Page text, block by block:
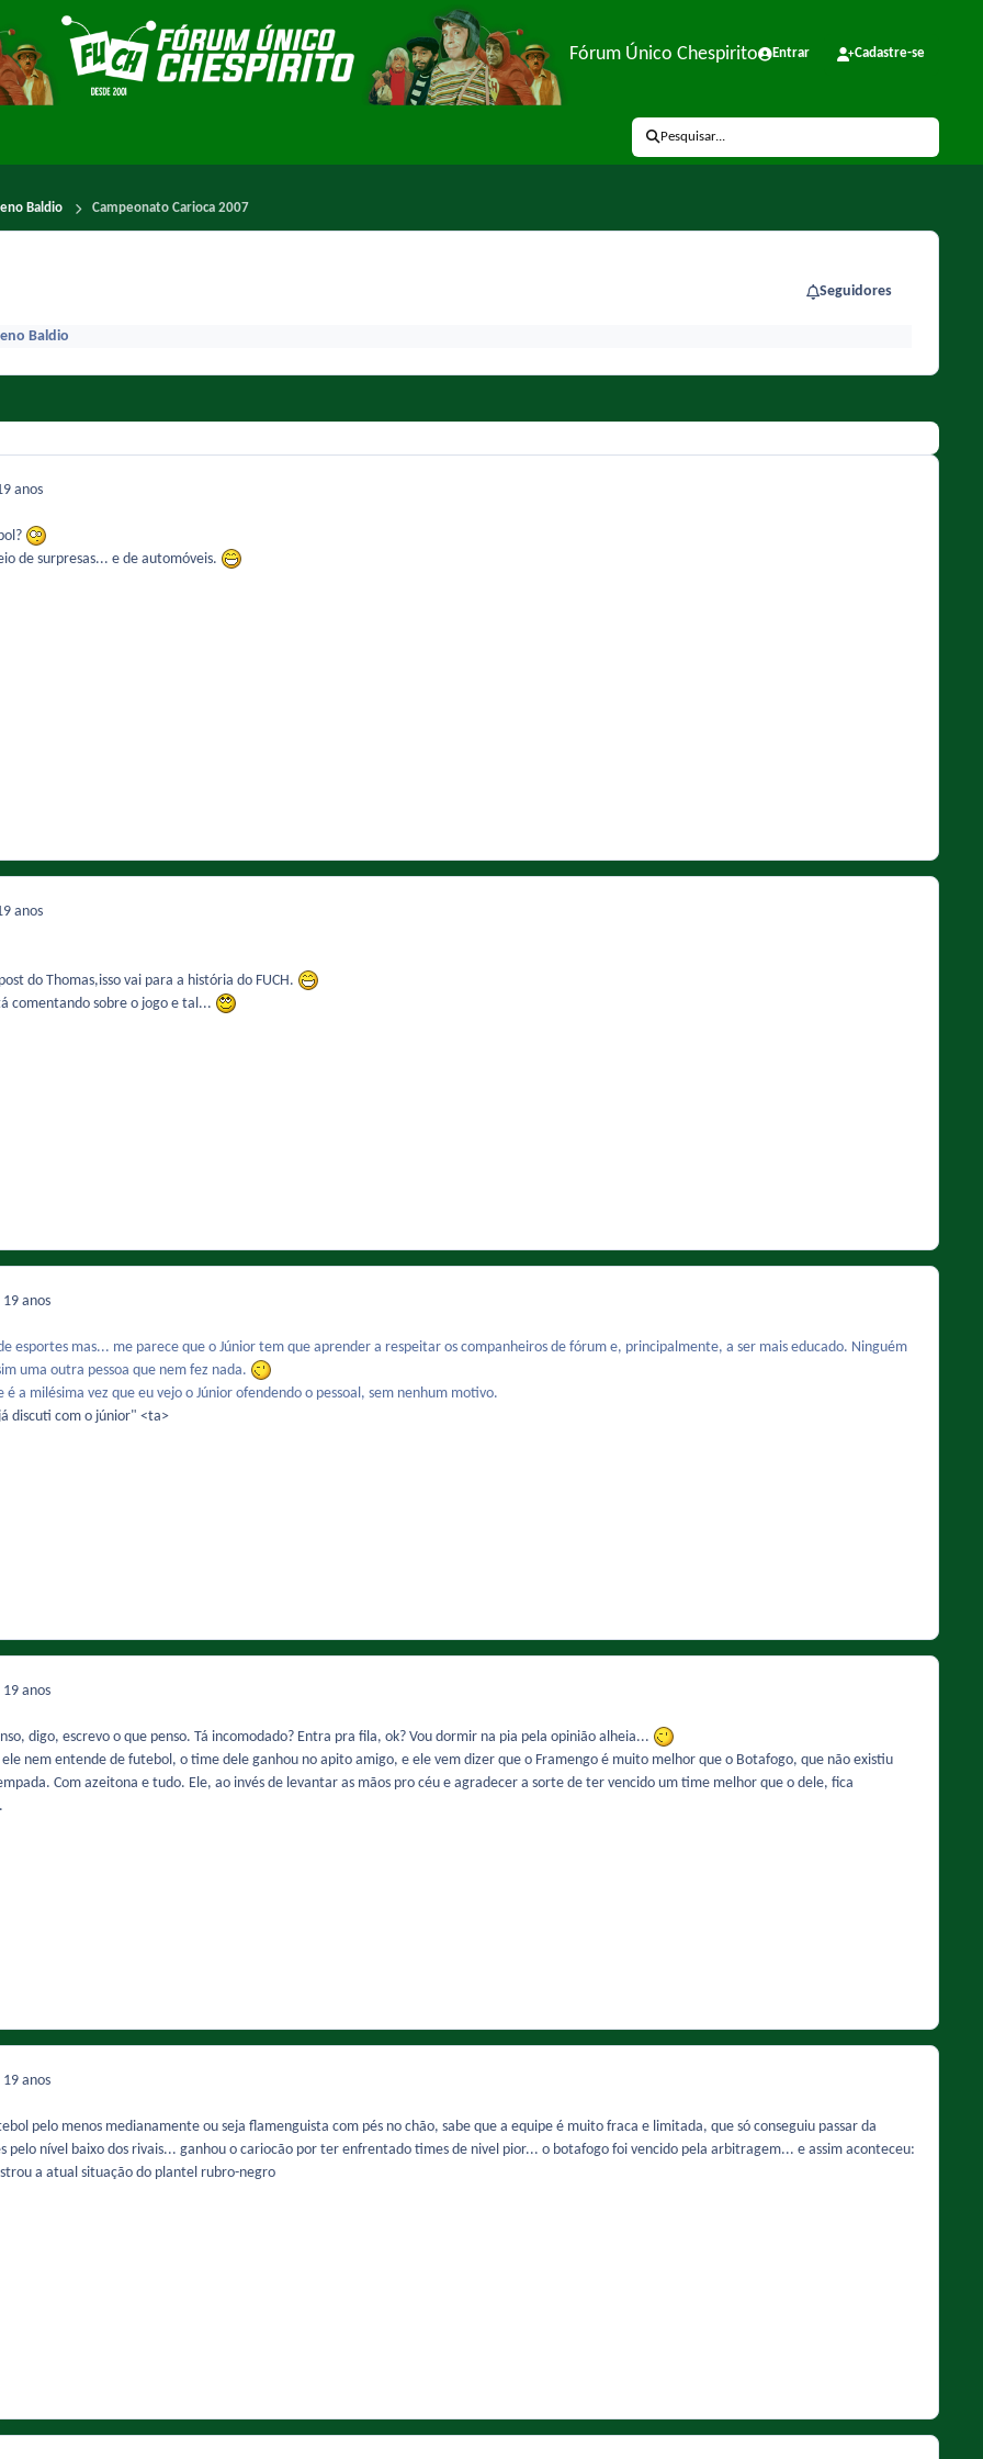
Fórum Único Chespirito Entrar Cadastre-se
Pesquisar...
Baldio Campeonato Carioca 2007
Seguidores
Baldio
anos
de surpresas... e de automóveis.
anos
do Thomas,isso vai para a história do FUCH.
comentando sobre o jogo e tal...
19 anos
esportes mas... me parece que o Júnior tem que aprender a respeitar os companheiros de fórum e, principalmente, a ser mais educado. Ninguém
uma outra pessoa que nem fez nada.
é a milésima vez que eu vejo o Júnior ofendendo o pessoal, sem nenhum motivo.
discuti com o júnior" <ta>
19 anos
digo, escrevo o que penso. Tá incomodado? Entra pra fila, ok? Vou dormir na pia pela opinião alheia...
ele nem entende de futebol, o time dele ganhou no apito amigo, e ele vem dizer que o Framengo é muito melhor que o Botafogo, que não existiu
Com azeitona e tudo. Ele, ao invés de levantar as mãos pro céu e agradecer a sorte de ter vencido um time melhor que o dele, fica
19 anos
pelo menos medianamente ou seja flamenguista com pés no chão, sabe que a equipe é muito fraca e limitada, que só conseguiu passar da
pelo nível baixo dos rivais... ganhou o cariocão por ter enfrentado times de nivel pior... o botafogo foi vencido pela arbitragem... e assim aconteceu:
a atual situação do plantel rubro-negro